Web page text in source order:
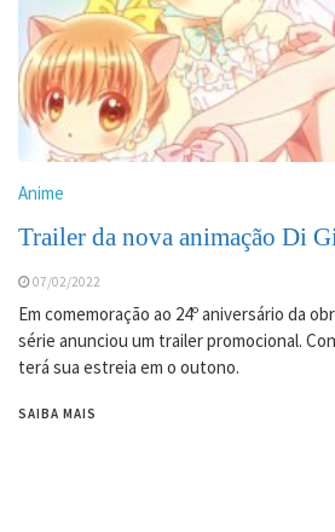
Anime
Trailer da nova animação Di
07/02/2022
Em comemoração ao 24º aniversário da
série anunciou um trailer promocional.
terá sua estreia em o outono.
SAIBA MAIS